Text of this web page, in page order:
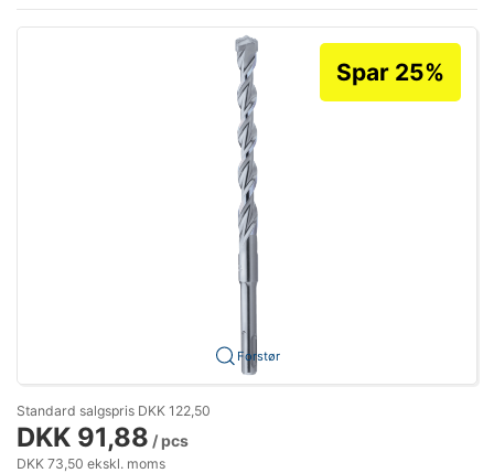
Forstør
Spar 25%
Standard salgspris DKK 122,50
DKK 91,88 / pcs
DKK 73,50 ekskl. moms